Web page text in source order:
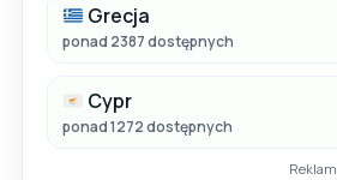
Grecja
ponad 2387 dostępnych
Cypr
ponad 1272 dostępnych